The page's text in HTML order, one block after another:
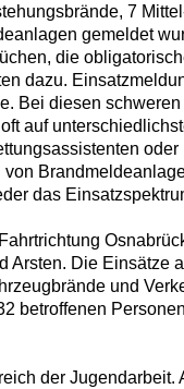
7
gemeldet
die
dazu.
Bei diesen
auf
das
Die Einsätze
und
betroffenen
der Jugendarbeit.